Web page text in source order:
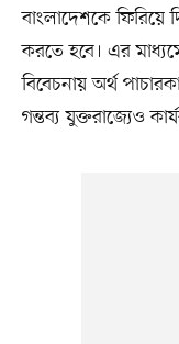
বাংলাদেশকে ফিরিয়ে
করতে হবে। এর
বিবেচনায় অর্থ
গন্তব্য যুক্তরাজ্যেও